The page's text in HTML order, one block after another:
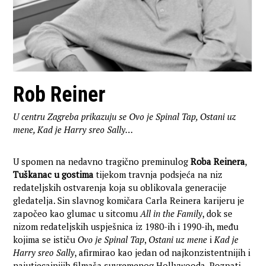
Rob Reiner
U centru Zagreba prikazuju se Ovo je Spinal Tap, Ostani uz
mene, Kad je Harry sreo Sally…
U spomen na nedavno tragično preminulogRoba Reinera,
Tuškanac u gostima tijekom travnja podsjeća na niz
redateljskih ostvarenja koja su oblikovala generacije
gledatelja. Sin slavnog komičara Carla Reinera karijeru je
započeo kao glumac u sitcomuAll in the Family, dok se
nizom redateljskih uspješnica iz 1980-ih i 1990-ih, među
kojima se ističu Ovo je Spinal Tap, Ostani uz mene i Kad je
Harry sreo Sally, afirmirao kao jedan od najkonzistentnijih i